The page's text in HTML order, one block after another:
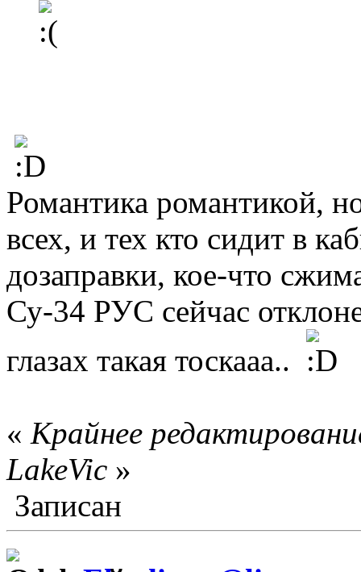
Романтика романтикой,
всех, и тех кто сидит в
дозаправки, кое-что
Су-34 РУС сейчас
глазах такая тоскааа..
« Крайнее
LakeVic »
Записан